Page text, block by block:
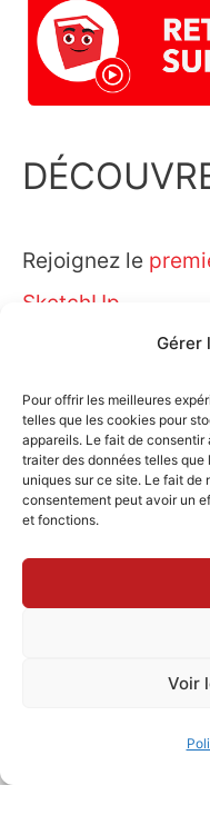
Gérer
Pour offrir les meilleures
telles que les cookies pour
appareils. Le fait de
traiter des données telles
uniques sur ce site. Le fait de
consentement peut avoir un
et fonctions.
Voir
Rejoignez le
SketchUp.
Copyright ©